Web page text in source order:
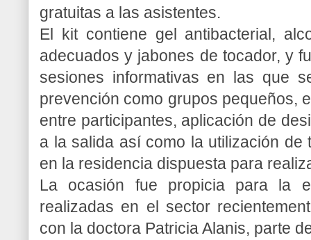
gratuitas a las asistentes.
El kit contiene gel antibacterial,
adecuados y jabones de tocador, y
sesiones informativas en las que
prevención como grupos pequeños,
entre participantes, aplicación de
a la salida así como la utilización de
en la residencia dispuesta para
La ocasión fue propicia para la
realizadas en el sector
con la doctora Patricia Alanis, parte